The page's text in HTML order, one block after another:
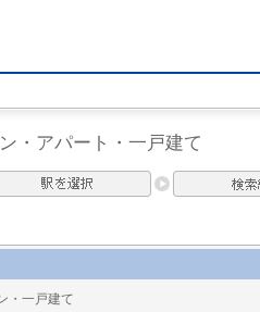
・アパート・一戸建て
・一戸建て